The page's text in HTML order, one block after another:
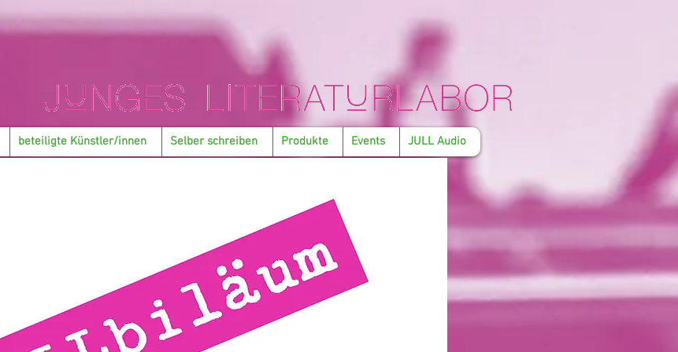
beteiligte Künstler/innen Selber schreiben Produkte Events JULL Audio